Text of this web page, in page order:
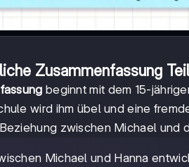
Zusammenfassung Teil
beginnt mit dem 15-
wird ihm übel und eine
zwischen Michael und
Michael und Hanna